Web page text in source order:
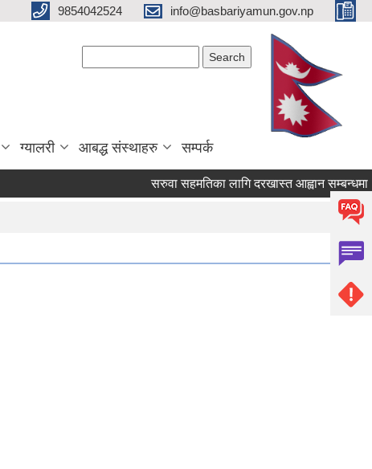
9854042524 info@basbariyamun.gov.np
ग्यालरी आबद्ध संस्थाहरु सम्पर्क
सरुवा सहमतिका लागि दरखास्त आह्वान सम्बन्धमा